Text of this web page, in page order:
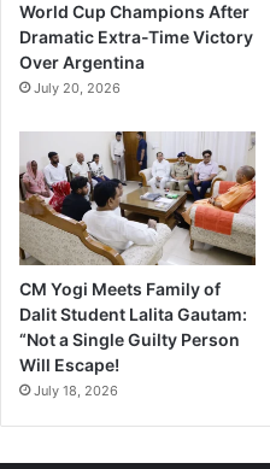
World Cup Champions After
Dramatic Extra-Time Victory
Over Argentina
July 20, 2026
CM Yogi Meets Family of
Dalit Student Lalita Gautam:
“Not a Single Guilty Person
Will Escape!
July 18, 2026